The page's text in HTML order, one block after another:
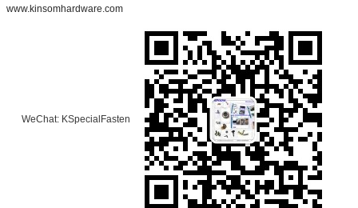
www.kinsomhardware.com
WeChat: KSpecialFasten